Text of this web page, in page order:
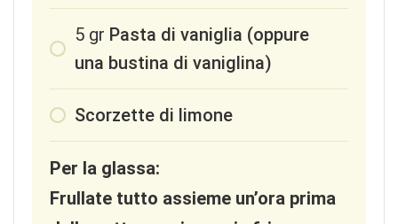
5 gr Pasta di vaniglia (oppure
una bustina di vaniglina)
Scorzette di limone
Per la glassa:
Frullate tutto assieme un’ora prima